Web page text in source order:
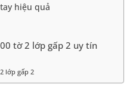
hiệu quả
tờ 2 lớp gấp 2 uy tín
lớp gấp 2